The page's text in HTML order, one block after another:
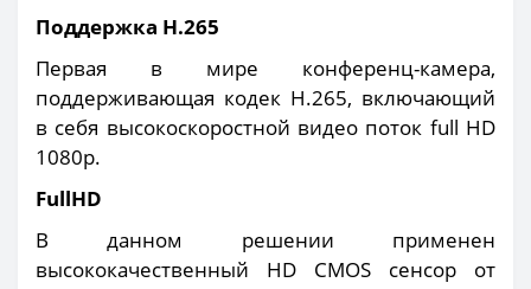
Поддержка H.265
Первая в мире конференц-камера,
поддерживающая кодек H.265, включающий
в себя высокоскоростной видео поток full HD
1080p.
FullHD
В данном решении применен
высококачественный HD CMOS сенсор от